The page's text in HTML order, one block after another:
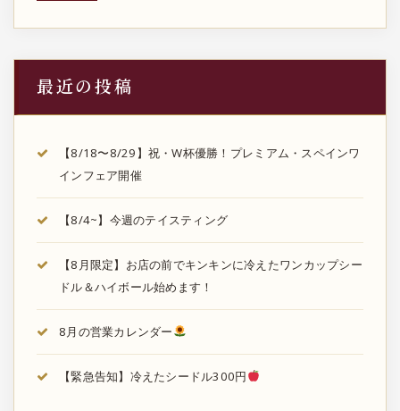
最近の投稿
【8/18〜8/29】祝・W杯優勝！プレミアム・スペインワ
インフェア開催
【8/4~】今週のテイスティング
【8月限定】お店の前でキンキンに冷えたワンカップシー
ドル＆ハイボール始めます！
8月の営業カレンダー
【緊急告知】冷えたシードル300円